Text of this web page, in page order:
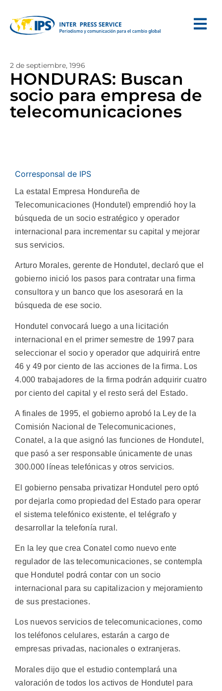
2 de septiembre, 1996
HONDURAS: Buscan
socio para empresa de
telecomunicaciones
Corresponsal de IPS
La estatal Empresa Hondureña de
Telecomunicaciones (Hondutel) emprendió hoy la
búsqueda de un socio estratégico y operador
internacional para incrementar su capital y mejorar
sus servicios.
Arturo Morales, gerente de Hondutel, declaró que el
gobierno inició los pasos para contratar una firma
consultora y un banco que los asesorará en la
búsqueda de ese socio.
Hondutel convocará luego a una licitación
internacional en el primer semestre de 1997 para
seleccionar el socio y operador que adquirirá entre
46 y 49 por ciento de las acciones de la firma. Los
4.000 trabajadores de la firma podrán adquirir cuatro
por ciento del capital y el resto será del Estado.
A finales de 1995, el gobierno aprobó la Ley de la
Comisión Nacional de Telecomunicaciones,
Conatel, a la que asignó las funciones de Hondutel,
que pasó a ser responsable únicamente de unas
300.000 líneas telefónicas y otros servicios.
El gobierno pensaba privatizar Hondutel pero optó
por dejarla como propiedad del Estado para operar
el sistema telefónico existente, el telégrafo y
desarrollar la telefonía rural.
En la ley que crea Conatel como nuevo ente
regulador de las telecomunicaciones, se contempla
que Hondutel podrá contar con un socio
internacional para su capitalizacion y mejoramiento
de sus prestaciones.
Los nuevos servicios de telecomunicaciones, como
los teléfonos celulares, estarán a cargo de
empresas privadas, nacionales o extranjeras.
Morales dijo que el estudio contemplará una
valoración de todos los activos de Hondutel para